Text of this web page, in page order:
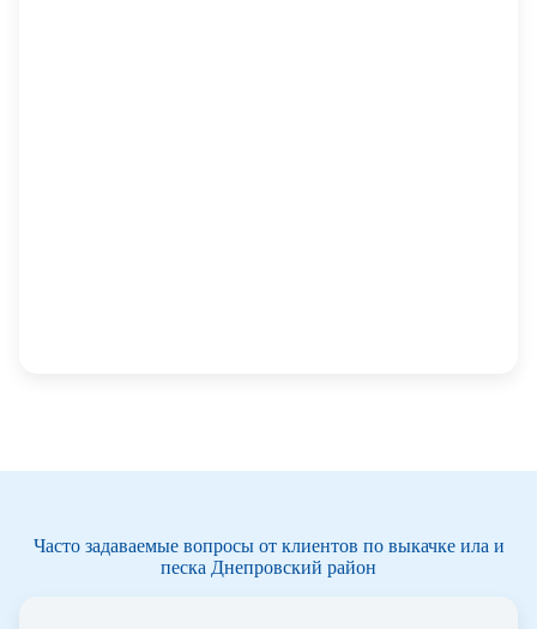
Часто задаваемые вопросы от клиентов по выкачке ила и
песка Днепровский район